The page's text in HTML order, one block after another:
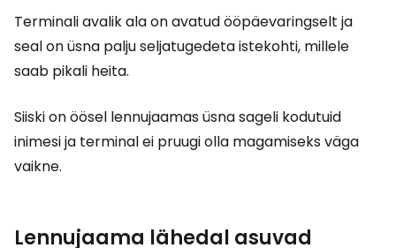
Terminali avalik ala on avatud ööpäevaringselt ja
seal on üsna palju seljatugedeta istekohti, millele
saab pikali heita.
Siiski on öösel lennujaamas üsna sageli kodutuid
inimesi ja terminal ei pruugi olla magamiseks väga
vaikne.
Lennujaama lähedal asuvad